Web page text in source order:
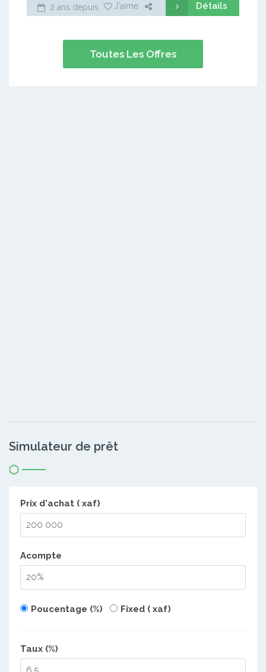
2 ans depuis J'aime Détails
Toutes Les Offres
Simulateur de prêt
Prix d'achat ( xaf)
Acompte
Poucentage (%) Fixed ( xaf)
Taux (%)